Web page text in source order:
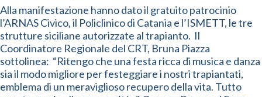
Alla manifestazione hanno dato il gratuito patrocinio
l’ARNAS Civico, il Policlinico di Catania e l’ISMETT, le tre
strutture siciliane autorizzate al trapianto. Il
Coordinatore Regionale del CRT, Bruna Piazza
sottolinea: “Ritengo che una festa ricca di musica e danza
sia il modo migliore per festeggiare i nostri trapiantati,
emblema di un meraviglioso recupero della vita. Tutto